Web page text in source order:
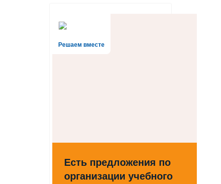
Решаем вместе
Есть предложения по
организации учебного